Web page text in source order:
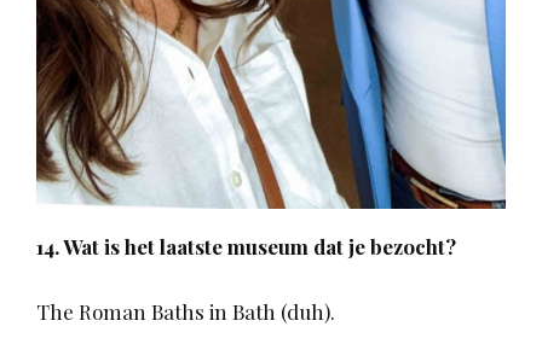
14. Wat is het laatste museum dat je bezocht?
The Roman Baths in Bath (duh).